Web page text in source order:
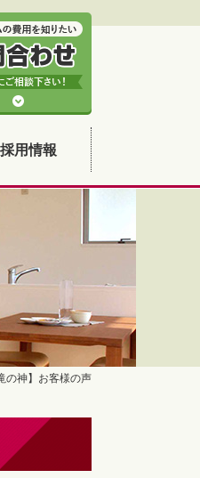
採用情報
の神】お客様の声